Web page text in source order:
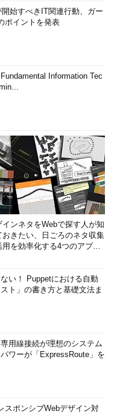
始すべきIT関連行動、ガー
ポイントを発表
Information Tec
インネタをWebで探す人が知
おきたい、日ごろのネタ収集
用を効率化する4つのアプリ
い！ Puppetにおける自動
ト」の書き方と基礎文法ま
用線接続が理想のシステム
ワーが「ExpressRoute」を
スポンシブWebデザイン対